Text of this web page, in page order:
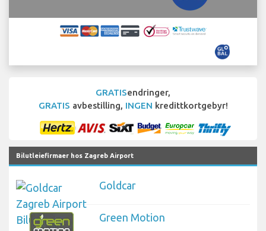
GRATISendringer,
GRATIS avbestilling, INGEN kredittkortgebyr!
Bilutleiefirmaer hos Zagreb Airport
Goldcar
Green Motion